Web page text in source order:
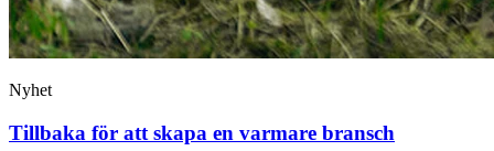
Nyhet
Tillbaka för att skapa en varmare bransch